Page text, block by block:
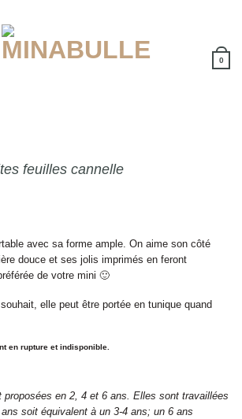
0
feuilles cannelle
avec sa forme ample. On aime son côté
douce et ses jolis imprimés en feront
de votre mini 🙂
elle peut être portée en tunique quand
en rupture et indisponible.
en 2, 4 et 6 ans. Elles sont travaillées
soit équivalent à un 3-4 ans; un 6 ans